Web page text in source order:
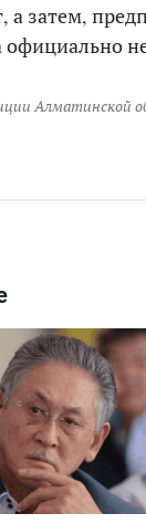
а затем,
официально
Алматинской